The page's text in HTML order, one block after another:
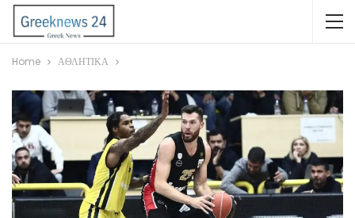
Home ΑΘΛΗΤΙΚΑ